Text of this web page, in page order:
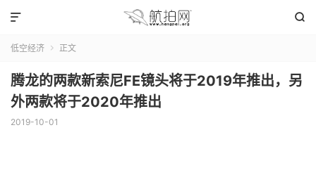


低空经济  正文
腾龙的两款新索尼FE镜头将于2019年推出，另
外两款将于2020年推出
2019-10-01